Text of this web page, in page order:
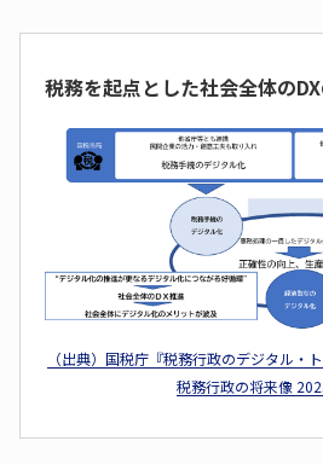
税務を起点とした社会全体の
（出典）国税庁『税務行政のデジタル・
税務行政の将来像